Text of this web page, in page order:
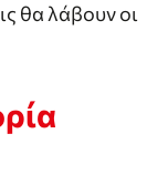
θα λάβουν οι